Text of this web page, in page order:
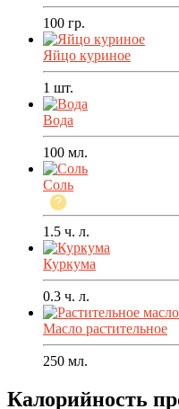
100 гр.
Яйцо куриное
1 шт.
Вода
100 мл.
Соль
1.5 ч. л.
Куркума
0.3 ч. л.
Масло растительное
250 мл.
Калорийность